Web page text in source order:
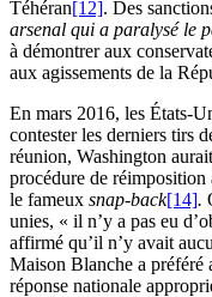
Téhéran[12]. Des
arsenal qui a paralysé le
à démontrer aux
aux agissements de la
En mars 2016, les États-
contester les derniers tirs
réunion, Washington
procédure de réimposition
le fameux snap-back[14].
unies, « il n’y a pas eu
affirmé qu’il n’y avait
Maison Blanche a préféré
réponse nationale